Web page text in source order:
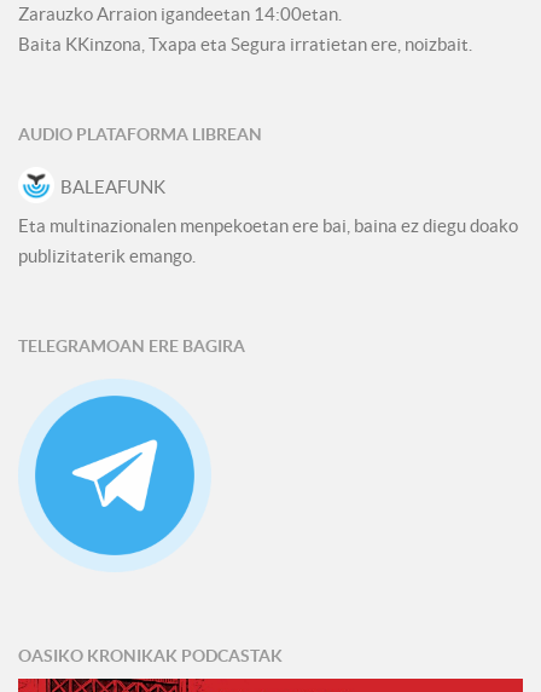
Zarauzko Arraion igandeetan 14:00etan.
Baita KKinzona, Txapa eta Segura irratietan ere, noizbait.
AUDIO PLATAFORMA LIBREAN
BALEAFUNK
Eta multinazionalen menpekoetan ere bai, baina ez diegu doako
publizitaterik emango.
TELEGRAMOAN ERE BAGIRA
OASIKO KRONIKAK PODCASTAK